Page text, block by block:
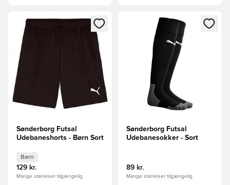
Åbner en Modal til at logge ind eller tilmelde dig som
Sønderborg Futsal
Udebaneshorts - Børn Sort
Børn
129 kr.
Mange størrelser tilgængelig
Åbner en Modal til at logge
Sønderborg Futsal
Udebanesokker - Sort
89 kr.
Mange størrelser tilgængelig